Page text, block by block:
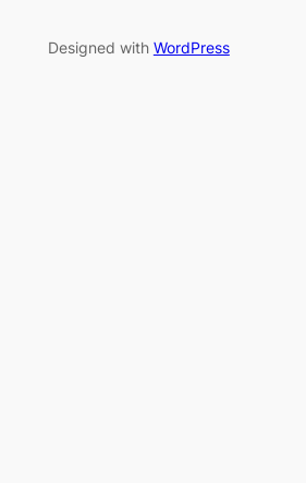
Designed with WordPress